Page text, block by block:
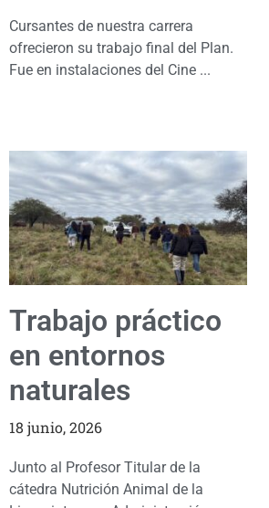
Cursantes de nuestra carrera
ofrecieron su trabajo final del Plan.
Fue en instalaciones del Cine ...
Trabajo práctico
en entornos
naturales
18 junio, 2026
Junto al Profesor Titular de la
cátedra Nutrición Animal de la